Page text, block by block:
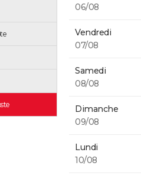
06/08
Vendredi
07/08
Samedi
08/08
Dimanche
09/08
Lundi
10/08